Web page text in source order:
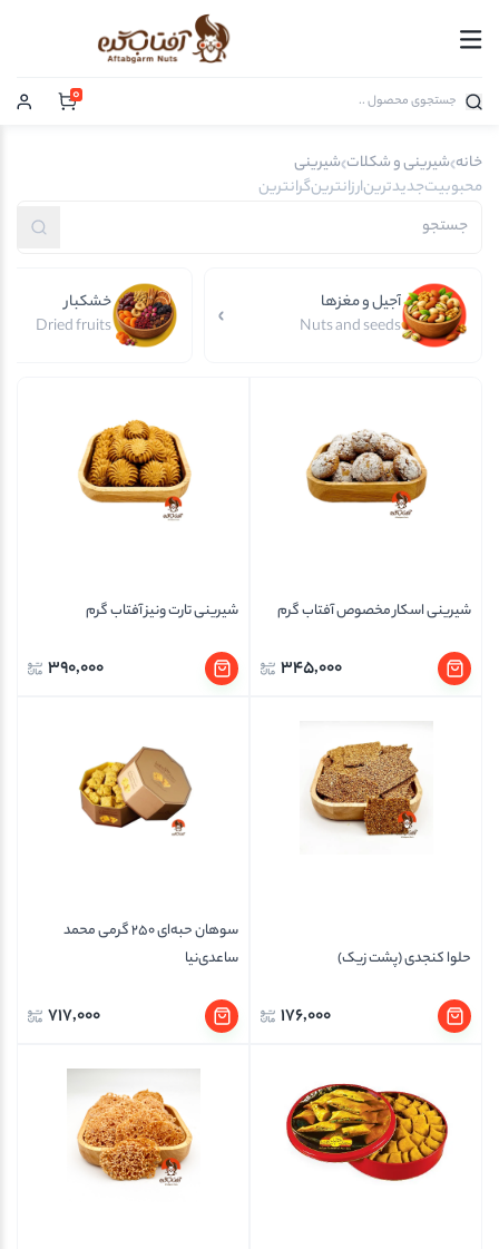
0
خانه شیرینی و شکلات شیرینی
محبوبیتجدیدترینارزانترینگرانترین
آجیل و مغزها
Nuts and seeds
خشکبار
Dried fruits
شیرینی اسکار مخصوص آفتاب گرم
345,000
شیرینی تارت ونیز آفتاب گرم
390,000
حلوا کنجدی (پشت زیک)
176,000
سوهان حبه‌ای 250 گرمی محمد
ساعدی‌نیا
717,000